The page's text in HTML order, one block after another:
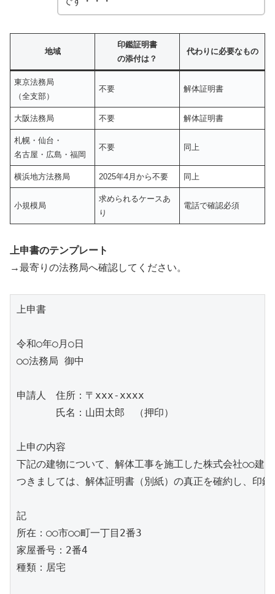
地域
印鑑証明書
の添付は？
代わりに必要なもの
東京法務局
（全支部）
不要 解体証明書
大阪法務局 不要 解体証明書
札幌・仙台・
名古屋・広島・福岡
不要 同上
横浜地方法務局 2025年4月から不要 同上
小規模局
求められるケースあ
り
電話で確認必須
上申書のテンプレート
→最寄りの法務局へ確認してください。
上申書
令和○年○月○日
○○法務局 御中
申請人　住所：〒xxx-xxxx
氏名：山田太郎　（押印）
上申の内容
下記の建物について、解体工事を施工した株式会社○○建
つきましては、解体証明書（別紙）の真正を確約し、印
記
所在：○○市○○町一丁目2番3
家屋番号：2番4
種類：居宅